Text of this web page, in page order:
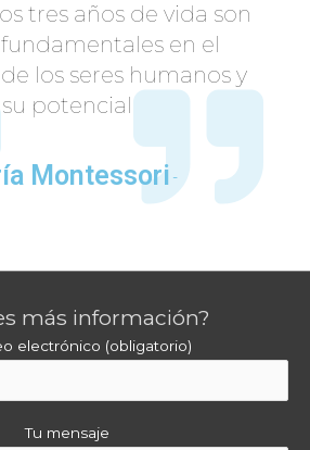
tres años de vida son
en el
los seres humanos y
su potencial
Montessori -
más información?
electrónico (obligatorio)
Tu mensaje